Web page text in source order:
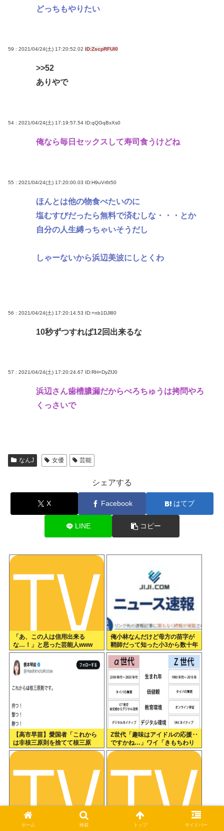
どっちもやりたい
59 : 2021/04/24(土) 17:20:52.02 ID:ZscpRFUI0
>>52
ありやで
54 : 2021/04/24(土) 17:19:57.54 ID:qQGqBxXs0
俺なら毎日セックスして寿司食うけどね
55 : 2021/04/24(土) 17:20:00.03 ID:H9uVr6t50
ほんとは他の物食べたいのに
塩むすびだったら無料で済むしな・・・とか
自分の人生縛っちゃいそうだし
しゃーないから浜辺美波にしとくわ
56 : 2021/04/24(土) 17:20:14.53 ID:+nb1DJl80
10秒ずつすれば12回出来るな
57 : 2021/04/24(土) 17:20:24.67 ID:RH+DyZfJ0
浜辺さん歯槽膿漏だからべろちゅうは拷問やろ
くっさいで
なんJ 女優 芸能
シェアする
X Facebook はてブ
LINE コピー
「あ、この人は信用出来る
な…！」と思った芸能人www
俺小林なんだけど母方の苗字が
鞘師だって知った小3から数十年
毎日悔しくて泣いてる
【高市早苗】愛国者「これから
は非核三原則を捨てて核三原
則。持つ！撃つ！勝つ！核戦争
Z世代「趣味はアイドルの応援‥
ですかね…」ワイ「きもちわり
ーwww」
ホーム 検索 トップ サイドバー